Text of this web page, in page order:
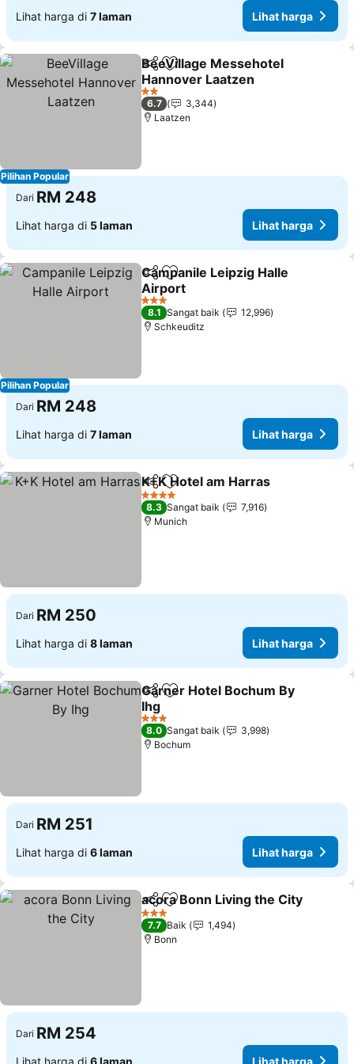
Lihat harga di 7 laman Lihat harga
Pilihan Popular
KongsiTambah ke favorit
BeeVillage Messehotel
Hannover Laatzen
Lihat harga
2 Bintang
6.7
3,344
Laatzen
Dari RM 248
Lihat harga di 5 laman Lihat harga
Pilihan Popular
KongsiTambah ke favorit
Campanile Leipzig Halle
Airport
Lihat harga
3 Bintang
8.1 Sangat baik
12,996
Schkeuditz
Dari RM 248
Lihat harga di 7 laman Lihat harga
KongsiTambah ke favorit
K+K Hotel am Harras
4 Bintang
8.3 Sangat baik
7,916
Munich
Dari RM 250
Lihat harga di 8 laman Lihat harga
KongsiTambah ke favorit
Garner Hotel Bochum By
Ihg
Lihat harga
3 Bintang
8.0 Sangat baik
3,998
Bochum
Dari RM 251
Lihat harga di 6 laman Lihat harga
KongsiTambah ke favorit
acora Bonn Living the City
3 Bintang
7.7 Baik
1,494
Bonn
Dari RM 254
Lihat harga di 6 laman Lihat harga